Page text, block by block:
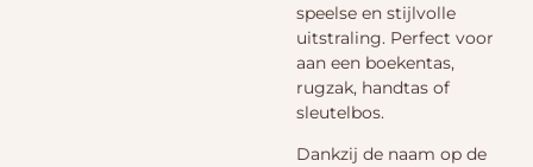
speelse en stijlvolle
uitstraling. Perfect voor
aan een boekentas,
rugzak, handtas of
sleutelbos.
Dankzij de naam op de